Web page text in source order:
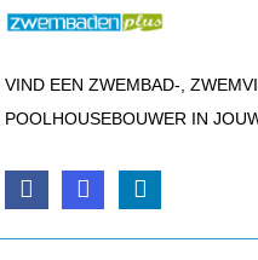
VIND EEN ZWEMBAD-,
POOLHOUSEBOUWER IN